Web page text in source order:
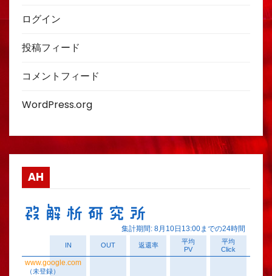
ログイン
投稿フィード
コメントフィード
WordPress.org
AH